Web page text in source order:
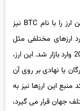
ارزهای مختلفی مثل
بیت کوین ارائه می شود. این ارز در ژانویه 2009 وارد بازار شد. این ارز،
یا نهادی بر روی آن
این ارزها نیز به
جهان قرار می گیرد،
کرده و ویرایش های